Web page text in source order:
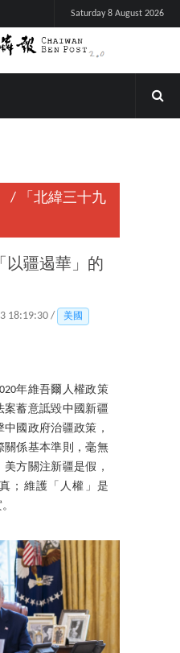
Saturday 8 August 2026
/
「北緯三十九
以疆遏華」的
18:19:30 /
美國
年維吾爾人權政策
案蓄意詆毀中國新疆
國政府治疆政策，
關係基本準則，毫無
方關注新疆是假，
；維護「人權」是